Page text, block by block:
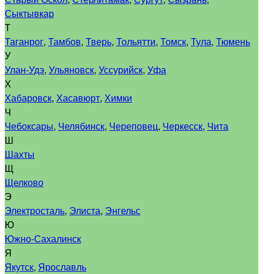
Сыктывкар
Т
Таганрог, Тамбов, Тверь, Тольятти, Томск, Тула, Тюмень
У
Улан-Удэ, Ульяновск, Уссурийск, Уфа
Х
Хабаровск, Хасавюрт, Химки
Ч
Чебоксары, Челябинск, Череповец, Черкесск, Чита
Ш
Шахты
Щ
Щелково
Э
Электросталь, Элиста, Энгельс
Ю
Южно-Сахалинск
Я
Якутск, Ярославль